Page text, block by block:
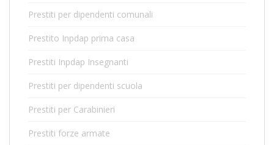
Prestiti per dipendenti comunali
Prestito Inpdap prima casa
Prestiti Inpdap Insegnanti
Prestiti per dipendenti scuola
Prestiti per Carabinieri
Prestiti forze armate